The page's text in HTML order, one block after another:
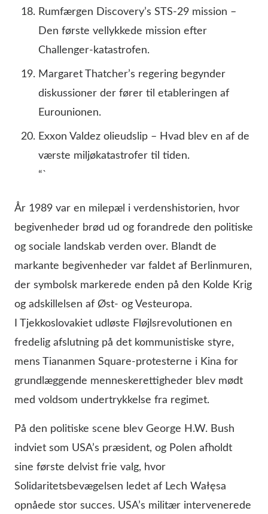
Rumfærgen Discovery’s STS-29 mission –
Den første vellykkede mission efter
Challenger-katastrofen.
Margaret Thatcher’s regering begynder
diskussioner der fører til etableringen af
Eurounionen.
Exxon Valdez olieudslip – Hvad blev en af de
værste miljøkatastrofer til tiden.
“`
År 1989 var en milepæl i verdenshistorien, hvor
begivenheder brød ud og forandrede den politiske
og sociale landskab verden over. Blandt de
markante begivenheder var faldet af Berlinmuren,
der symbolsk markerede enden på den Kolde Krig
og adskillelsen af Øst- og Vesteuropa.
I Tjekkoslovakiet udløste Fløjlsrevolutionen en
fredelig afslutning på det kommunistiske styre,
mens Tiananmen Square-protesterne i Kina for
grundlæggende menneskerettigheder blev mødt
med voldsom undertrykkelse fra regimet.
På den politiske scene blev George H.W. Bush
indviet som USA’s præsident, og Polen afholdt
sine første delvist frie valg, hvor
Solidaritetsbevægelsen ledet af Lech Wałęsa
opnåede stor succes. USA’s militær intervenerede